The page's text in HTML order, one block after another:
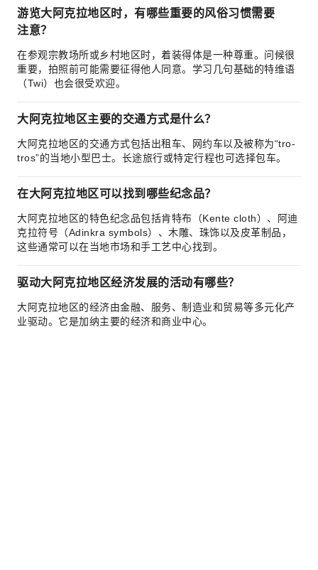
游览大阿克拉地区时，有哪些重要的风俗习惯需要
注意？
在参观宗教场所或乡村地区时，着装得体是一种尊重。问候很
重要，拍照前可能需要征得他人同意。学习几句基础的特维语
（Twi）也会很受欢迎。
大阿克拉地区主要的交通方式是什么？
大阿克拉地区的交通方式包括出租车、网约车以及被称为“tro-
tros”的当地小型巴士。长途旅行或特定行程也可选择包车。
在大阿克拉地区可以找到哪些纪念品？
大阿克拉地区的特色纪念品包括肯特布（Kente cloth）、阿迪
克拉符号（Adinkra symbols）、木雕、珠饰以及皮革制品，
这些通常可以在当地市场和手工艺中心找到。
驱动大阿克拉地区经济发展的活动有哪些？
大阿克拉地区的经济由金融、服务、制造业和贸易等多元化产
业驱动。它是加纳主要的经济和商业中心。